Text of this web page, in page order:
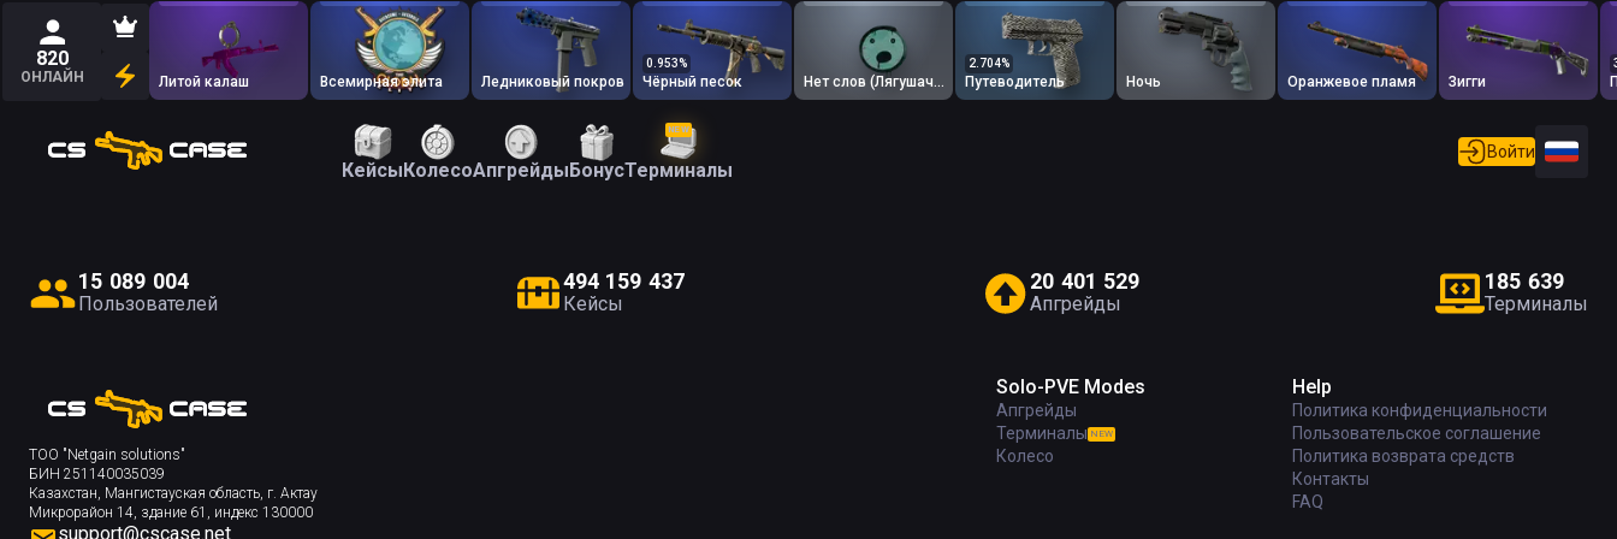
820
ОНЛАЙН Литой калаш Всемирная элита Ледниковый покров
0.953%
Чёрный песок Нет слов (Лягушачий зелёный)
2.704%
Путеводитель Ночь Оранжевое пламя Зигги
КейсыКолесоАпгрейдыБонус
NEW
Терминалы
Войти
15 089 004
Пользователей
494 159 437
Кейсы
20 401 529
Апгрейды
185 639
Терминалы
ТОО "Netgain solutions"
БИН 251140035039
Казахстан, Мангистауская область, г. Актау
Микрорайон 14, здание 61, индекс 130000
support@cscase.net
Solo-PVE Modes
Апгрейды
Терминалы NEW
Колесо
Help
Политика конфиденциальности
Пользовательское соглашение
Политика возврата средств
Контакты
FAQ